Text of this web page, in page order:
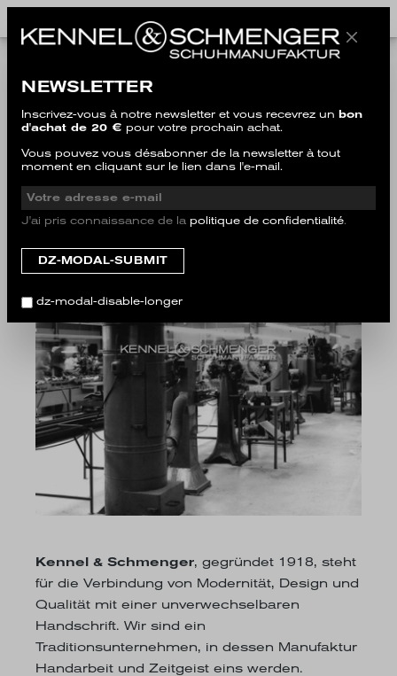
CAREER
Kennel & Schmenger, gegründet 1918, steht
für die Verbindung von Modernität, Design und
Qualität mit einer unverwechselbaren
Handschrift. Wir sind ein
Traditionsunternehmen, in dessen Manufaktur
Handarbeit und Zeitgeist eins werden.
NEWSLETTER
Inscrivez-vous à notre newsletter et vous recevrez un bon
d'achat de 20 € pour votre prochain achat.
Vous pouvez vous désabonner de la newsletter à tout
moment en cliquant sur le lien dans l'e-mail.
J'ai pris connaissance de la politique de confidentialité.
dz-modal-disable-longer